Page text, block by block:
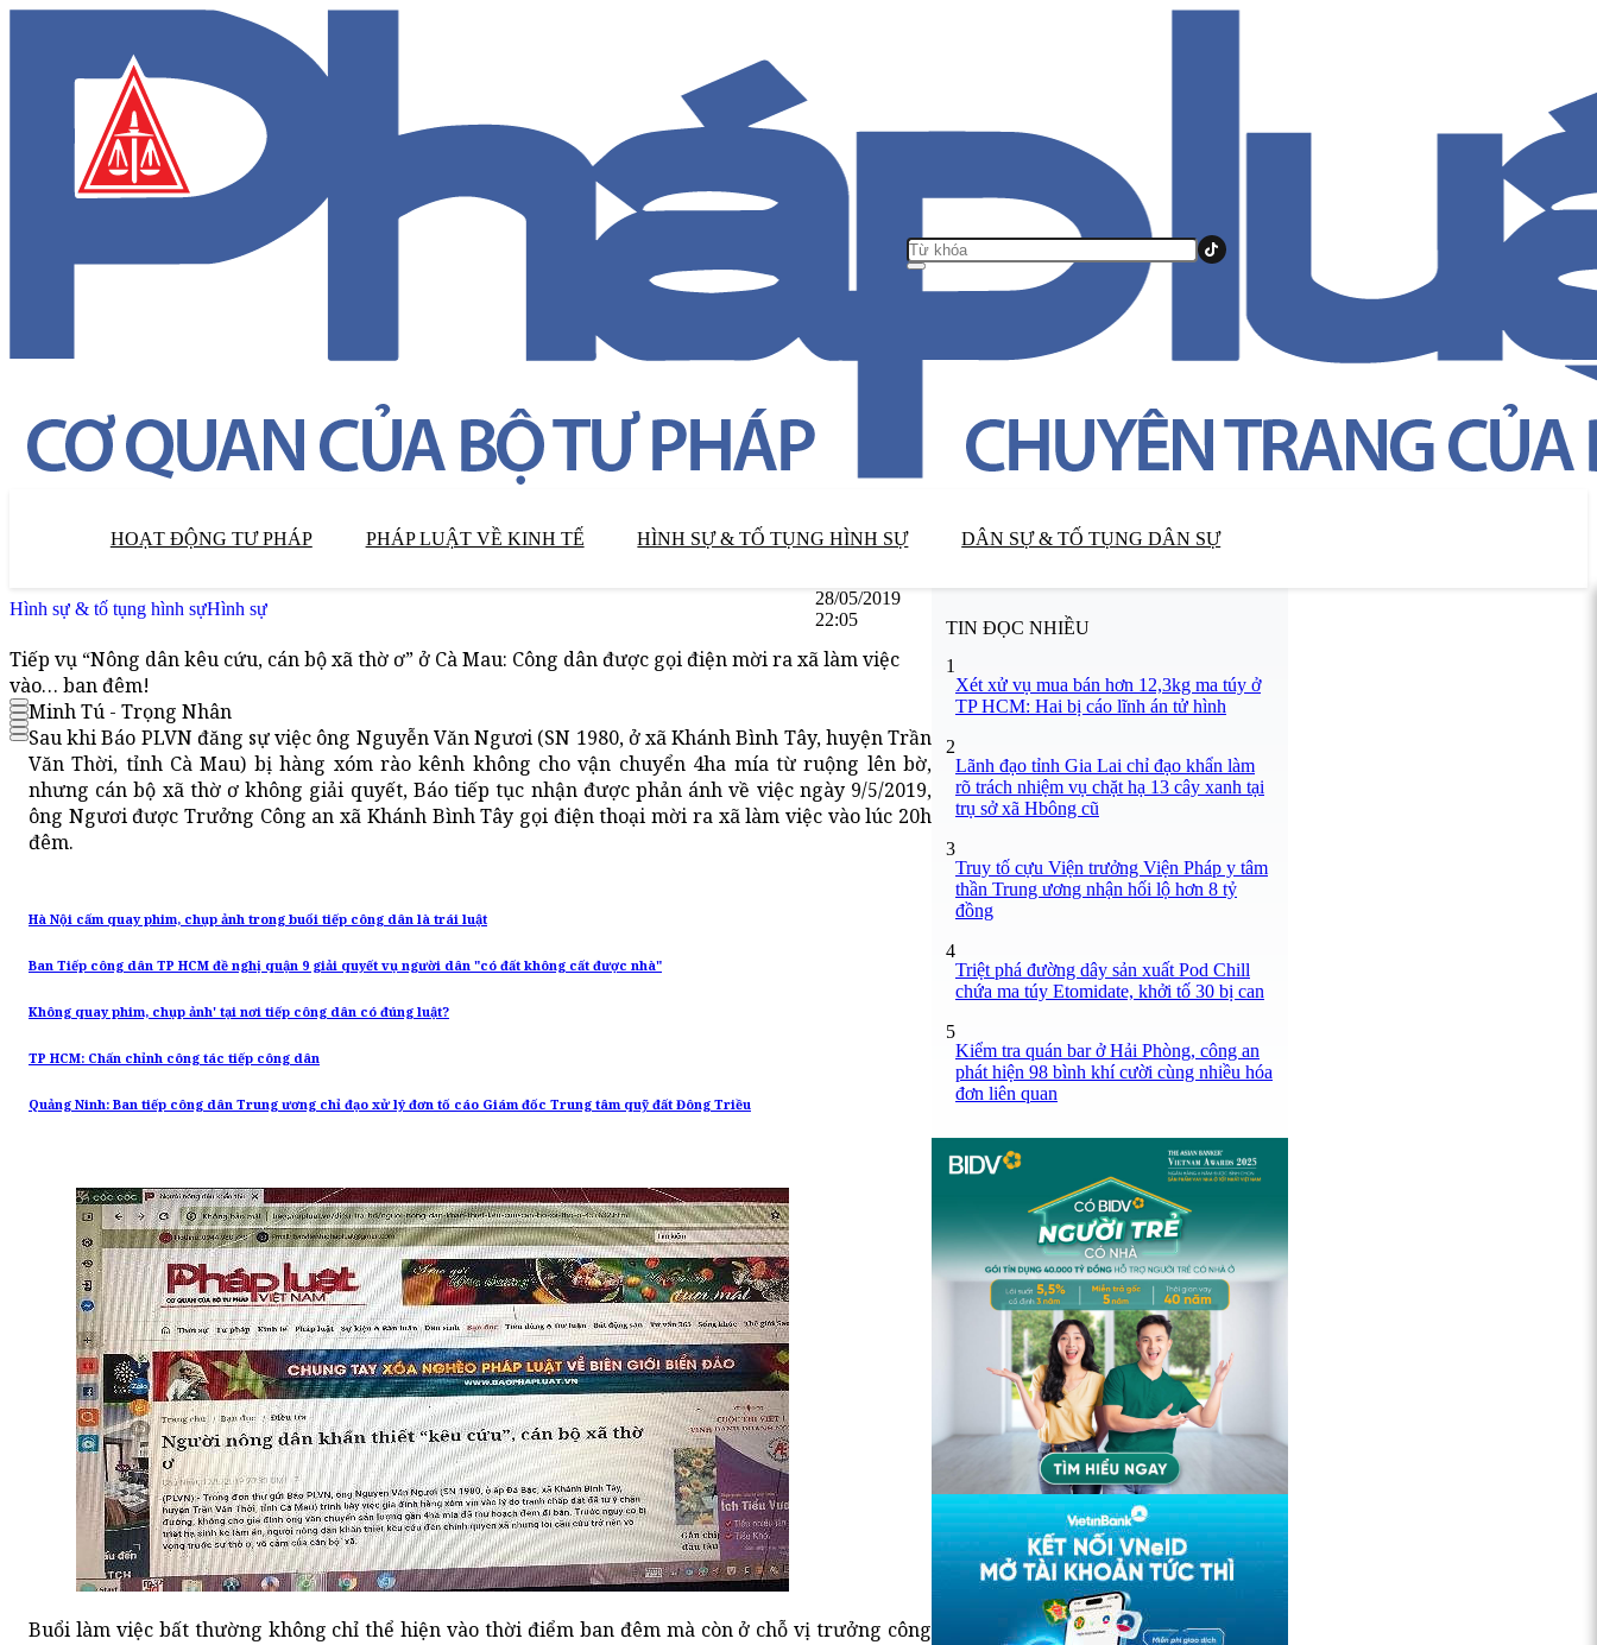
HOẠT ĐỘNG TƯ PHÁP PHÁP LUẬT VỀ KINH TẾ HÌNH SỰ & TỐ TỤNG HÌNH SỰ DÂN SỰ & TỐ TỤNG DÂN SỰ
Hình sự & tố tụng hình sựHình sự
28/05/2019
22:05
Tiếp vụ “Nông dân kêu cứu, cán bộ xã thờ ơ” ở Cà Mau: Công dân được gọi điện mời ra xã làm việc
vào… ban đêm!
Minh Tú - Trọng Nhân
Sau khi Báo PLVN đăng sự việc ông Nguyễn Văn Ngươi (SN 1980, ở xã Khánh Bình Tây, huyện Trần
Văn Thời, tỉnh Cà Mau) bị hàng xóm rào kênh không cho vận chuyển 4ha mía từ ruộng lên bờ,
nhưng cán bộ xã thờ ơ không giải quyết, Báo tiếp tục nhận được phản ánh về việc ngày 9/5/2019,
ông Ngươi được Trưởng Công an xã Khánh Bình Tây gọi điện thoại mời ra xã làm việc vào lúc 20h
đêm.
Hà Nội cấm quay phim, chụp ảnh trong buổi tiếp công dân là trái luật
Ban Tiếp công dân TP HCM đề nghị quận 9 giải quyết vụ người dân "có đất không cất được nhà"
Không quay phim, chụp ảnh' tại nơi tiếp công dân có đúng luật?
TP HCM: Chấn chỉnh công tác tiếp công dân
Quảng Ninh: Ban tiếp công dân Trung ương chỉ đạo xử lý đơn tố cáo Giám đốc Trung tâm quỹ đất Đông Triều
Buổi làm việc bất thường không chỉ thể hiện vào thời điểm ban đêm mà còn ở chỗ vị trưởng công
TIN ĐỌC NHIỀU
1
Xét xử vụ mua bán hơn 12,3kg ma túy ở
TP HCM: Hai bị cáo lĩnh án tử hình
2
Lãnh đạo tỉnh Gia Lai chỉ đạo khẩn làm
rõ trách nhiệm vụ chặt hạ 13 cây xanh tại
trụ sở xã Hbông cũ
3
Truy tố cựu Viện trưởng Viện Pháp y tâm
thần Trung ương nhận hối lộ hơn 8 tỷ
đồng
4
Triệt phá đường dây sản xuất Pod Chill
chứa ma túy Etomidate, khởi tố 30 bị can
5
Kiểm tra quán bar ở Hải Phòng, công an
phát hiện 98 bình khí cười cùng nhiều hóa
đơn liên quan